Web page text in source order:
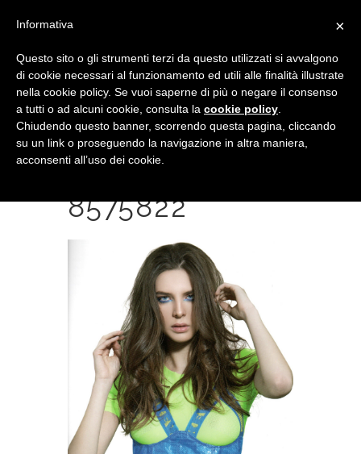
IMG20190314_1
8575822
×
Informativa
Questo sito o gli strumenti terzi da questo utilizzati si avvalgono
di cookie necessari al funzionamento ed utili alle finalità illustrate
nella cookie policy. Se vuoi saperne di più o negare il consenso
a tutti o ad alcuni cookie, consulta la cookie policy
Chiudendo questo banner, scorrendo questa pagina, cliccando
su un link o proseguendo la navigazione in altra maniera,
acconsenti all’uso dei cookie.